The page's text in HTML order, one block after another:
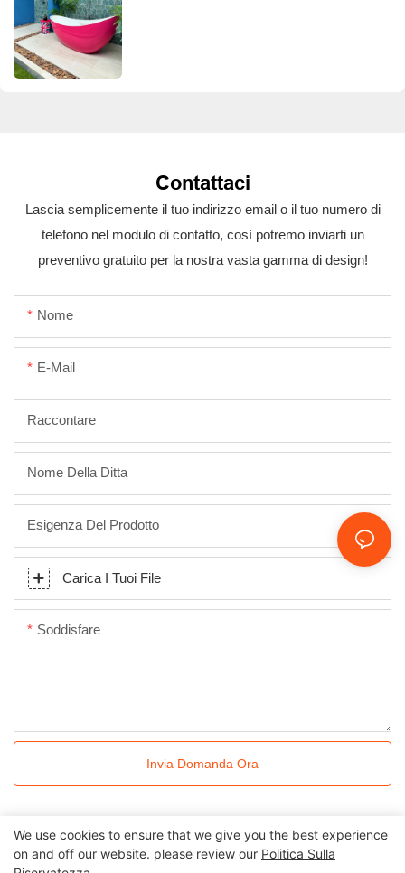
Contattaci
Lascia semplicemente il tuo indirizzo email o il tuo numero di
telefono nel modulo di contatto, così potremo inviarti un
preventivo gratuito per la nostra vasta gamma di design!
Nome
E-Mail
Raccontare
Nome Della Ditta
Esigenza Del Prodotto
Carica I Tuoi File
Soddisfare
Invia Domanda Ora
We use cookies to ensure that we give you the best experience
on and off our website. please review our Politica Sulla